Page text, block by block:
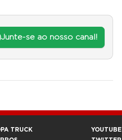
Junte-se ao nosso canal!
TRUCK
YOUTUBE